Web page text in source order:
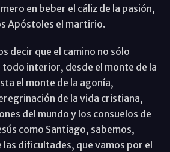
en beber el cáliz de la pasión,
Apóstoles el martirio.
decir que el camino no sólo
interior, desde el monte de la
el monte de la agonía,
de la vida cristiana,
del mundo y los consuelos de
como Santiago, sabemos,
las dificultades, que vamos por el